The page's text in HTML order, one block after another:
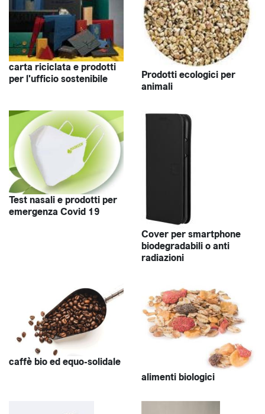
carta riciclata e prodotti
per l'ufficio sostenibile
Prodotti ecologici per
animali
Test nasali e prodotti per
emergenza Covid 19
Cover per smartphone
biodegradabili o anti
radiazioni
caffè bio ed equo-solidale
alimenti biologici